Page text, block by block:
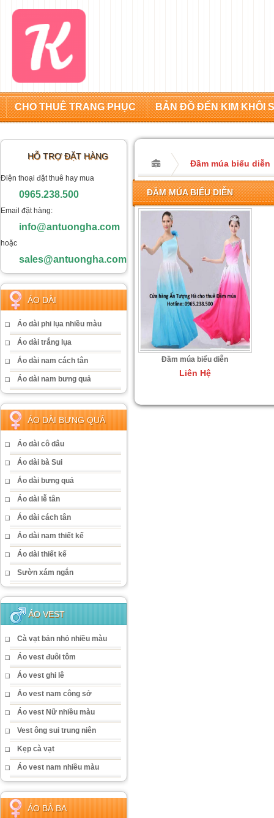
CHO THUÊ TRANG PHỤC BẢN ĐỒ ĐẾN KIM KHÔI
HỖ TRỢ ĐẶT HÀNG
Điện thoại đặt thuê hay mua
0965.238.500
Email đặt hàng:
info@antuongha.com
hoặc
sales@antuongha.com
ÁO DÀI
Áo dài phi lụa nhiều màu
Áo dài trắng lụa
Áo dài nam cách tân
Áo dài nam bưng quả
ÁO DÀI BƯNG QUẢ
Áo dài cô dâu
Áo dài bà Sui
Áo dài bưng quả
Áo dài lễ tân
Áo dài cách tân
Áo dài nam thiết kế
Áo dài thiết kế
Sườn xám ngắn
ÁO VEST
Cà vạt bản nhỏ nhiều màu
Áo vest đuôi tôm
Áo vest ghi lê
Áo vest nam công sở
Áo vest Nữ nhiều màu
Vest ông sui trung niên
Kẹp cà vạt
Áo vest nam nhiều màu
ÁO BÀ BA
Đầm múa biểu diễn
ĐẦM MÚA BIỂU DIỄN
Đầm múa biểu diễn
Liên Hệ